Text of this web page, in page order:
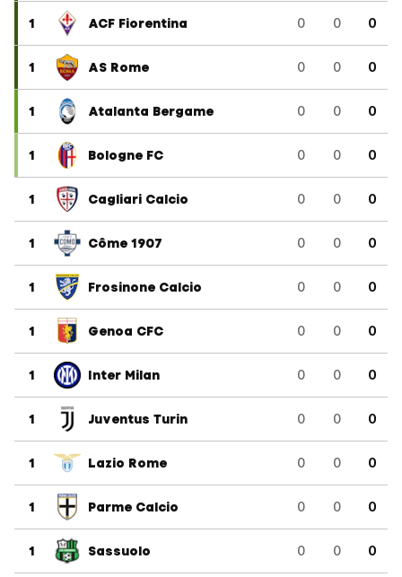
1 ACF Fiorentina 0 0 0
1 AS Rome 0 0 0
1 Atalanta Bergame 0 0 0
1 Bologne FC 0 0 0
1 Cagliari Calcio 0 0 0
1 Côme 1907 0 0 0
1 Frosinone Calcio 0 0 0
1 Genoa CFC 0 0 0
1 Inter Milan 0 0 0
1 Juventus Turin 0 0 0
1 Lazio Rome 0 0 0
1 Parme Calcio 0 0 0
1 Sassuolo 0 0 0